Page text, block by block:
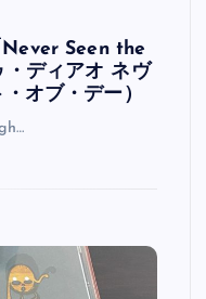
Seen the
ディアオ ネヴ
オブ・デー）